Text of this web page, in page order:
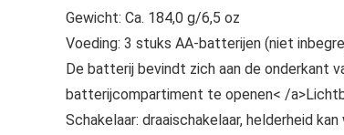
Gewicht: Ca. 184,0 g/6,5 oz
Voeding: 3 stuks AA-batterijen (niet
De batterij bevindt zich aan de onderkant
batterijcompartiment te openen< /
Schakelaar: draaischakelaar, helderheid